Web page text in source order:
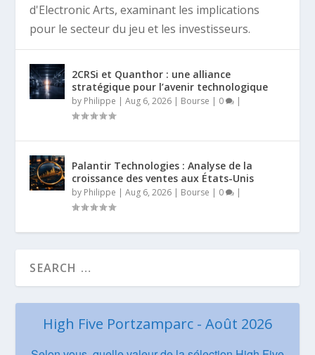
d'Electronic Arts, examinant les implications
pour le secteur du jeu et les investisseurs.
2CRSi et Quanthor : une alliance
stratégique pour l’avenir technologique
by Philippe |Aug 6, 2026 | Bourse | 0 |
Palantir Technologies : Analyse de la
croissance des ventes aux États-Unis
by Philippe |Aug 6, 2026 | Bourse | 0 |
High Five Portzamparc - Août 2026